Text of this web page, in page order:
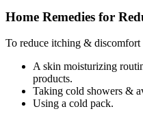
Home Remedies for
To reduce itching & discomfort
A skin moisturizing
products.
Taking cold showers &
Using a cold pack.